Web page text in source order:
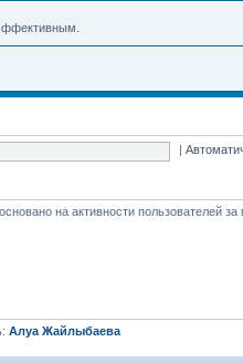
|
на активности пользователей
Алуа Жайлыбаева